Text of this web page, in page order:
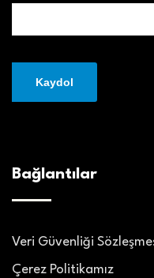
Bağlantılar
Veri Güvenliği
Çerez Politikamız